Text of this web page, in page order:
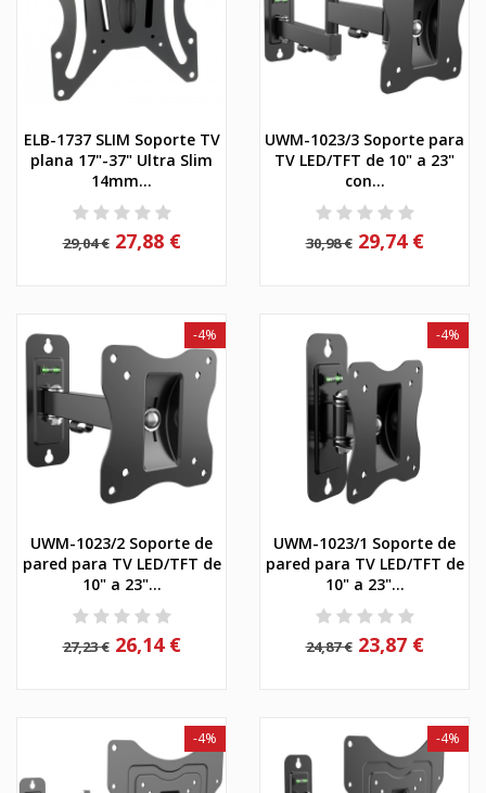
ELB-1737 SLIM Soporte TV
plana 17"-37" Ultra Slim
14mm...
29,04 € 27,88 €
UWM-1023/3 Soporte para
TV LED/TFT de 10" a 23"
con...
30,98 € 29,74 €
UWM-1023/2 Soporte de
pared para TV LED/TFT de
10" a 23"...
27,23 €
-4%
26,14 €
UWM-1023/1 Soporte de
pared para TV LED/TFT de
10" a 23"...
24,87 €
-4%
23,87 €
-4% -4%